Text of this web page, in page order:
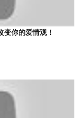
变你的爱情观！